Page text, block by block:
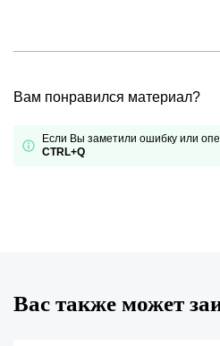
Вам понравился материал?
Если Вы заметили ошибку или
CTRL+Q
Вас также может